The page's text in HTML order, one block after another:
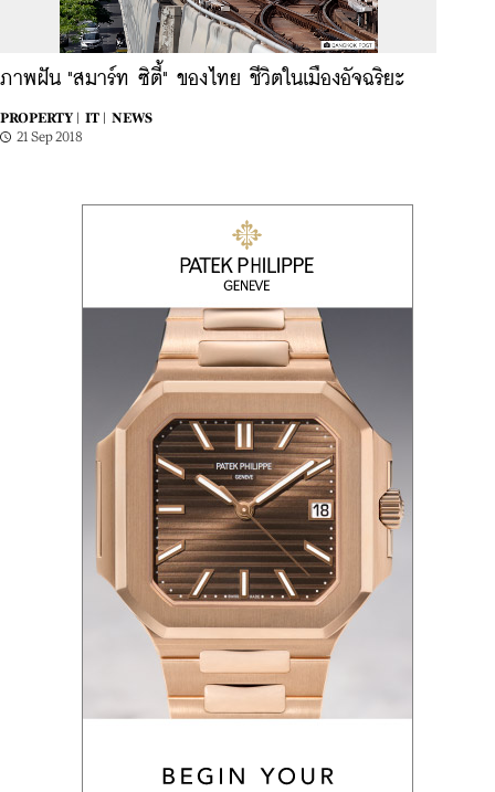
ภาพฝัน "สมาร์ท ซิตี้" ของไทย ชีวิตในเมืองอัจฉริยะ
PROPERTY | IT |
NEWS
21 Sep 2018